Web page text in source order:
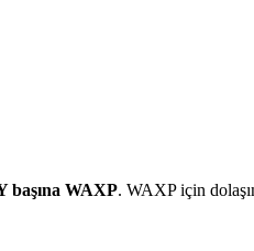
başına WAXP. WAXP için